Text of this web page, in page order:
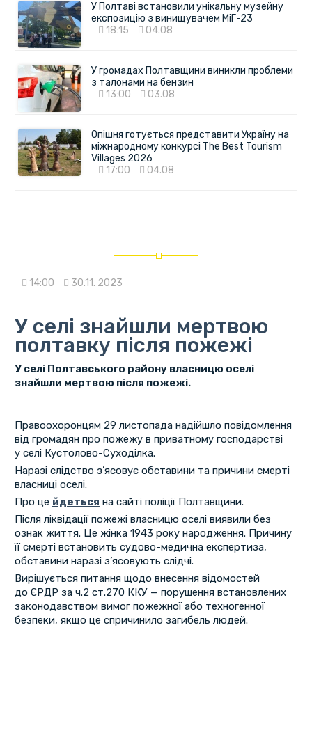
У Полтаві встановили унікальну музейну
експозицію з винищувачем МіГ-23
18:15
04.08
У громадах Полтавщини виникли проблеми
з талонами на бензин
13:00
03.08
Опішня готується представити Україну на
міжнародному конкурсі The Best Tourism
Villages 2026
17:00
04.08
14:00 30.11. 2023
У селі знайшли мертвою
полтавку після пожежі
У селі Полтавського району власницю оселі
знайшли мертвою після пожежі.
Правоохоронцям 29 листопада надійшло повідомлення
від громадян про пожежу в приватному господарстві
у селі Кустолово-Суходілка.
Наразі слідство з’ясовує обставини та причини смерті
власниці оселі.
Про це йдеться на сайті поліції Полтавщини.
Після ліквідації пожежі власницю оселі виявили без
ознак життя. Це жінка 1943 року народження. Причину
її смерті встановить судово-медична експертиза,
обставини наразі з’ясовують слідчі.
Вирішується питання щодо внесення відомостей
до ЄРДР за ч.2 ст.270 ККУ — порушення встановлених
законодавством вимог пожежної або техногенної
безпеки, якщо це спричинило загибель людей.